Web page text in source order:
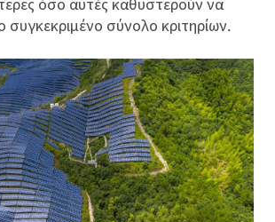
όσο αυτές καθυστερούν να
συγκεκριμένο σύνολο κριτηρίων.